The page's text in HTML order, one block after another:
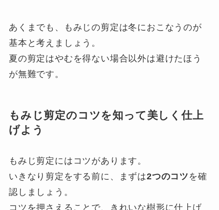
あくまでも、もみじの剪定は冬におこなうのが
基本と考えましょう。
夏の剪定はやむを得ない場合以外は避けたほう
が無難です。
もみじ剪定のコツを知って美しく仕上
げよう
もみじ剪定にはコツがあります。
いきなり剪定をする前に、まずは2つのコツ を確
認しましょう。
コツを押さえることで、きれいな樹形に仕上げ